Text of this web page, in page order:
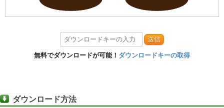
送信
無料でダウンロードが可能！ ダウンロードキーの取得
ダウンロード方法